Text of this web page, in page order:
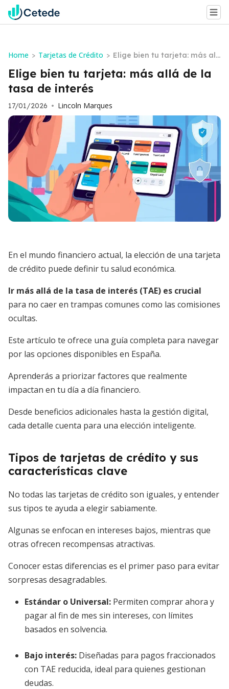
Home > Tarjetas de Crédito > Elige bien tu tarjeta: más all
á de la tasa de interés
Elige bien tu tarjeta: más allá de la
tasa de interés
17/01/2026 • Lincoln Marques
En el mundo financiero actual, la elección de una tarjeta
de crédito puede definir tu salud económica.
Ir más allá de la tasa de interés (TAE) es crucial
para no caer en trampas comunes como las comisiones
ocultas.
Este artículo te ofrece una guía completa para navegar
por las opciones disponibles en España.
Aprenderás a priorizar factores que realmente
impactan en tu día a día financiero.
Desde beneficios adicionales hasta la gestión digital,
cada detalle cuenta para una elección inteligente.
Tipos de tarjetas de crédito y sus
características clave
No todas las tarjetas de crédito son iguales, y entender
sus tipos te ayuda a elegir sabiamente.
Algunas se enfocan en intereses bajos, mientras que
otras ofrecen recompensas atractivas.
Conocer estas diferencias es el primer paso para evitar
sorpresas desagradables.
Estándar o Universal: Permiten comprar ahora y
pagar al fin de mes sin intereses, con límites
basados en solvencia.
Bajo interés: Diseñadas para pagos fraccionados
con TAE reducida, ideal para quienes gestionan
deudas.